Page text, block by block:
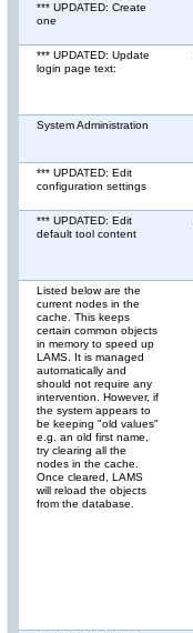
*** UPDATED: Create
one
*** UPDATED: Update
login page text:
System Administration
*** UPDATED: Edit
configuration settings
*** UPDATED: Edit
default tool content
Listed below are the
current nodes in the
cache. This keeps
certain common objects
in memory to speed up
LAMS. It is managed
automatically and
should not require any
intervention. However, if
the system appears to
be keeping "old values"
e.g. an old first name,
try clearing all the
nodes in the cache.
Once cleared, LAMS
will reload the objects
from the database.